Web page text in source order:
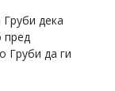
дека
пред
Груби да ги